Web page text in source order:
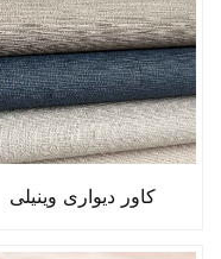
کاور دیواری وینیلی